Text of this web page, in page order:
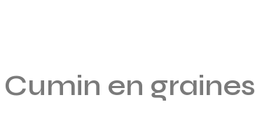
Cumin en graines